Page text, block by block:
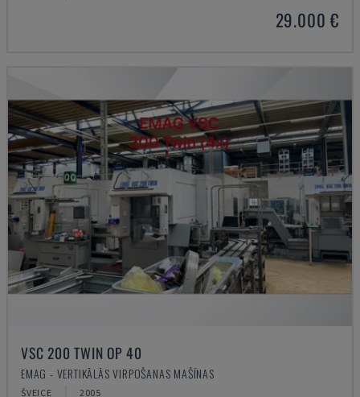
29.000 €
VSC 200 TWIN OP 40
EMAG - VERTIKĀLĀS VIRPOŠANAS MAŠĪNAS
ŠVEICE 2005